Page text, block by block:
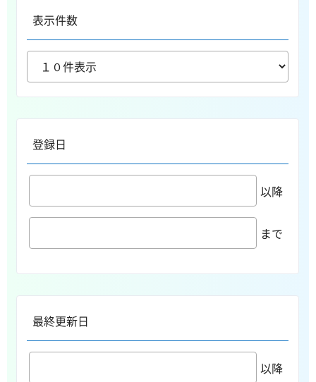
表示件数
登録日
以降
まで
最終更新日
以降